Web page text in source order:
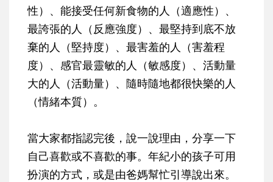
性）、能接受任何新食物的人（適應性）、
最誇張的人（反應強度）、最堅持到底不放
棄的人（堅持度）、最害羞的人（害羞程
度）、感官最靈敏的人（敏感度）、活動量
大的人（活動量）、隨時隨地都很快樂的人
（情緒本質）。
當大家都指認完後，說一說理由，分享一下
自己喜歡或不喜歡的事。年紀小的孩子可用
扮演的方式，或是由爸媽幫忙引導說出來。